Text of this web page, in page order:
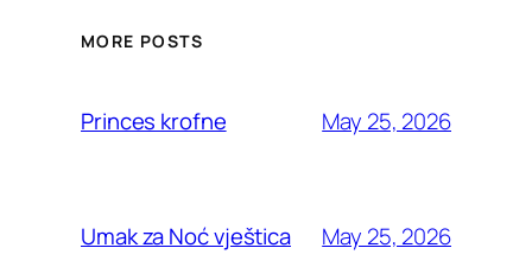
MORE POSTS
Princes krofne May 25, 2026
Umak za Noć vještica May 25, 2026